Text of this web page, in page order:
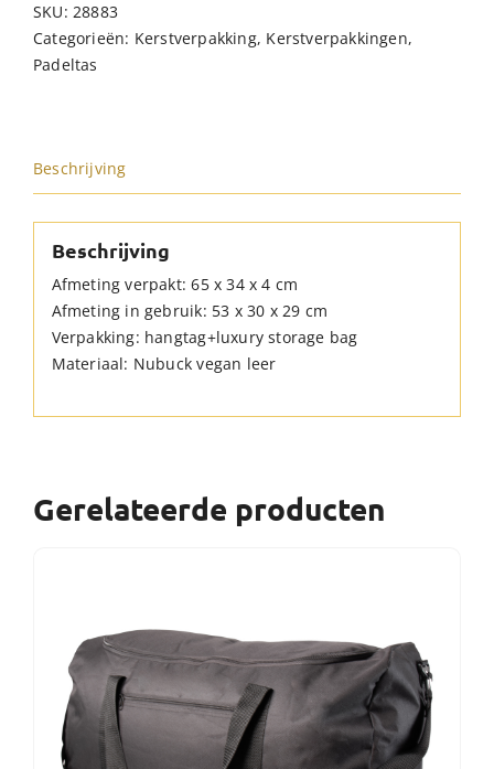
Taupe
hoeveelheid
SKU:28883
Categorieën: Kerstverpakking, Kerstverpakkingen,
Padeltas
Beschrijving
Beschrijving
Afmeting verpakt: 65 x 34 x 4 cm
Afmeting in gebruik: 53 x 30 x 29 cm
Verpakking: hangtag+luxury storage bag
Materiaal: Nubuck vegan leer
Gerelateerde producten